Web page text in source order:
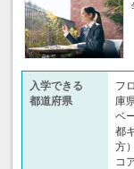
入学できる
都道府県
フ
庫
ベ
都
方）
コ